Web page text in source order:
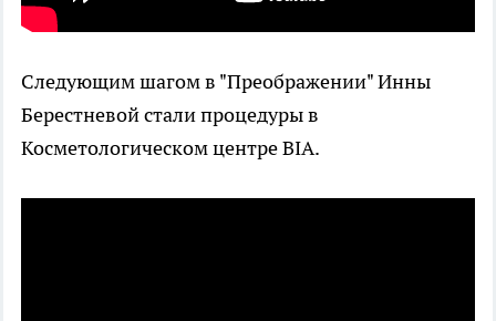
Следующим шагом в "Преображении" Инны
Берестневой стали процедуры в
Косметологическом центре BIA.